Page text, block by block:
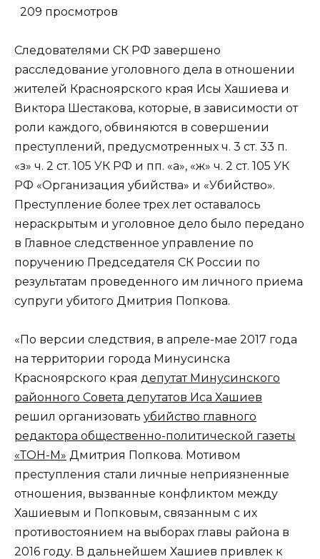
209 просмотров
Следователями СК РФ завершено
расследование уголовного дела в отношении
жителей Красноярского края Исы Хашиева и
Виктора Шестакова, которые, в зависимости от
роли каждого, обвиняются в совершении
преступлений, предусмотренных ч. 3 ст. 33 п.
«з» ч. 2 ст. 105 УК РФ и пп. «а», «ж» ч. 2 ст. 105 УК
РФ «Организация убийства» и «Убийство».
Преступление более трех лет оставалось
нераскрытым и уголовное дело было передано
в Главное следственное управление по
поручению Председателя СК России по
результатам проведенного им личного приема
супруги убитого Дмитрия Попкова.
«По версии следствия, в апреле-мае 2017 года
на территории города Минусинска
Красноярского края депутат Минусинского
районного Совета депутатов Иса Хашиев
решил организовать убийство главного
редактора общественно-политической газеты
«ТОН-М» Дмитрия Попкова. Мотивом
преступления стали личные неприязненные
отношения, вызванные конфликтом между
Хашиевым и Попковым, связанным с их
противостоянием на выборах главы района в
2016 году. В дальнейшем Хашиев привлек к